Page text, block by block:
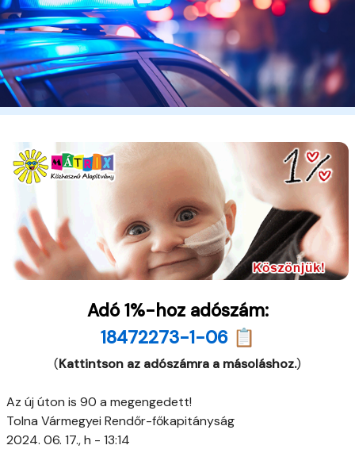
Adó 1%-hoz adószám:
18472273-1-06 📋
(Kattintson az adószámra a másoláshoz.)
Az új úton is 90 a megengedett!
Tolna Vármegyei Rendőr-főkapitányság
2024. 06. 17., h - 13:14